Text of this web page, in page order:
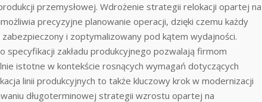
przemysłowej. Wdrożenie strategii relokacji opartej na
precyzyjne planowanie operacji, dzięki czemu każdy
i zoptymalizowany pod kątem wydajności.
zakładu produkcyjnego pozwalają firmom
istotne w kontekście rosnących wymagań dotyczących
linii produkcyjnych to także kluczowy krok w modernizacji
długoterminowej strategii wzrostu opartej na